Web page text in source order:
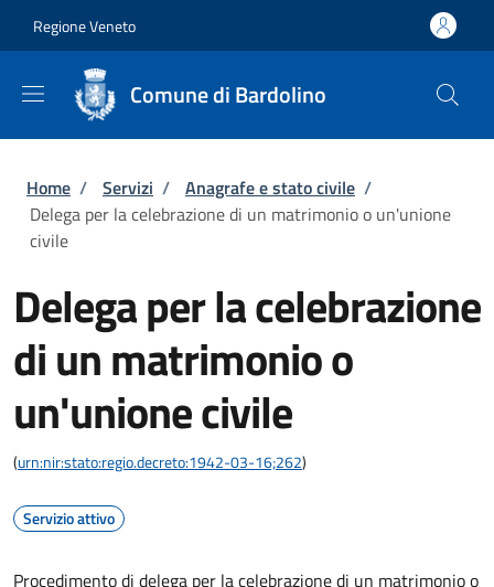
Regione Veneto
Comune di Bardolino
Briciole di pane
Home / Servizi / Anagrafe e stato civile /
Delega per la celebrazione di un matrimonio o un'unione
civile
Delega per la celebrazione
di un matrimonio o
un'unione civile
(urn:nir:stato:regio.decreto:1942-03-16;262)
Servizio attivo
Procedimento di delega per la celebrazione di un matrimonio o